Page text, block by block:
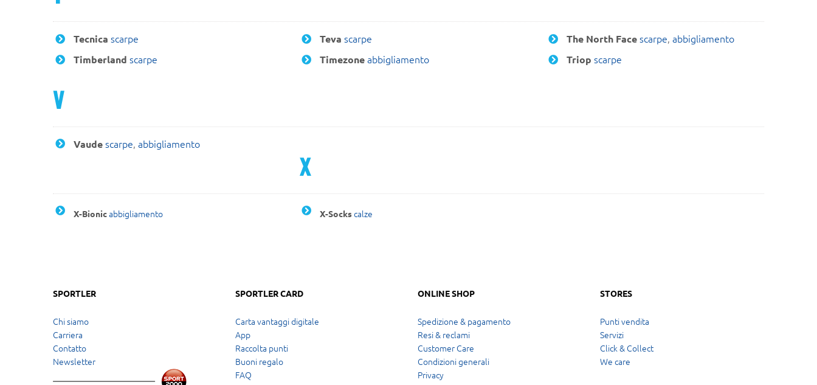
Tecnica scarpe
Timberland scarpe
Teva scarpe
Timezoneabbigliamento
The North Face scarpe, abbigliamento
Triop scarpe
V
Vaude scarpe, abbigliamento
X
X-Bionicabbigliamento X-Sockscalze
SPORTLER
Chi siamo
Carriera
Contatto
Newsletter
SPORTLER CARD
Carta vantaggi digitale
App
Raccolta punti
Buoni regalo
FAQ
ONLINE SHOP
Spedizione & pagamento
Resi & reclami
Customer Care
Condizioni generali
Privacy
STORES
Punti vendita
Servizi
Click & Collect
We care